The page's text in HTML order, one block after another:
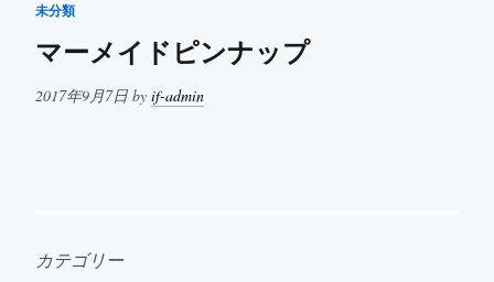
未分類
マーメイドピンナップ
Posted
2017年9月7日 by if-admin
カテゴリー